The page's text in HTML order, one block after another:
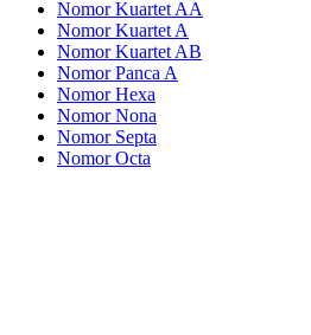
Nomor Kuartet AA
Nomor Kuartet A
Nomor Kuartet AB
Nomor Panca A
Nomor Hexa
Nomor Nona
Nomor Septa
Nomor Octa